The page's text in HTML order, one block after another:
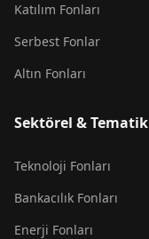
Katılım Fonları
Serbest Fonlar
Altın Fonları
Sektörel & Tematik
Teknoloji Fonları
Bankacılık Fonları
Enerji Fonları